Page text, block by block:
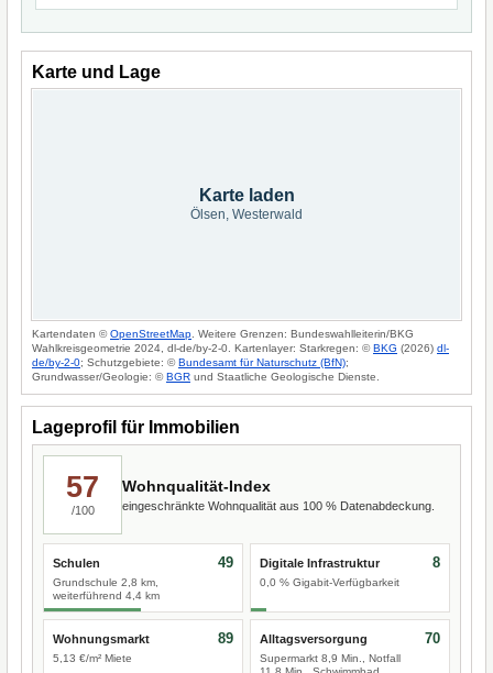
Karte und Lage
Karte laden
Ölsen, Westerwald
Kartendaten ©OpenStreetMap . Weitere Grenzen: Bundeswahlleiterin/BKG
Wahlkreisgeometrie 2024, dl-de/by-2-0. Kartenlayer: Starkregen: ©BKG (2026) dl-
de/by-2-0; Schutzgebiete: ©Bundesamt für Naturschutz (BfN);
Grundwasser/Geologie: ©BGR und Staatliche Geologische Dienste.
Lageprofil für Immobilien
57
/100
Wohnqualität-Index
eingeschränkte Wohnqualität aus 100 % Datenabdeckung.
Schulen
Grundschule 2,8 km,
weiterführend 4,4 km
49 Digitale Infrastruktur
0,0 % Gigabit-Verfügbarkeit
8
Wohnungsmarkt
5,13 €/m² Miete
89 Alltagsversorgung
Supermarkt 8,9 Min., Notfall
70